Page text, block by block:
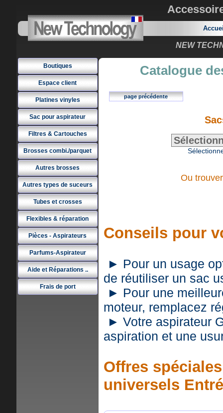
NEW
Boutiques
Espace client
Platines vinyles
Sac pour aspirateur
Filtres & Cartouches
Brosses combi./parquet
Autres brosses
Autres types de suceurs
Tubes et crosses
Flexibles & réparation
Pièces - Aspirateurs
Parfums-Aspirateur
Aide et Réparations ..
Frais de port
Catalogue
page précédente
Ou
Conseils pour
► Pour un usage
de réutiliser un sac
► Pour une
moteur, remplacez
► Votre aspirateur
aspiration et une
Offres
universels